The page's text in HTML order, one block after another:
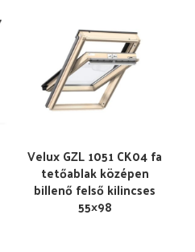
Velux GZL 1051 CK04 fa
tetőablak középen
billenő felső kilincses
55×98